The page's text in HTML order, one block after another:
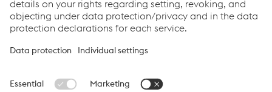
Links
Career
General Terms & Conditions
Terms & Conditions of Purchase
Code of Conduct
Data protection
Cookie settings